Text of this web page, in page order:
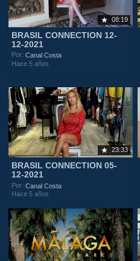
08:19
BRASIL CONNECTION 12-
12-2021
Por:Canal Costa
Hace 5 años
23:33
BRASIL CONNECTION 05-
12-2021
Por:Canal Costa
Hace 5 años